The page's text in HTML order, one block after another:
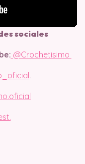
sociales
@Crochetisimo
.